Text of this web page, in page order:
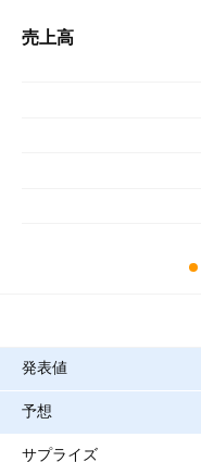
売上高
発表値
予想
サプライズ